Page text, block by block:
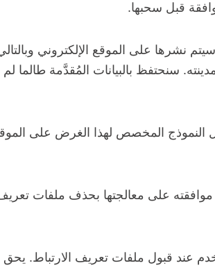
قبل سحبها.
نشرها على الموقع الإلكتروني
سنحتفظ بالبيانات المُقدَّمة طالما
المخصص لهذا الغرض على
على معالجتها بحذف ملفات تعريف
عند قبول ملفات تعريف الارتباط.